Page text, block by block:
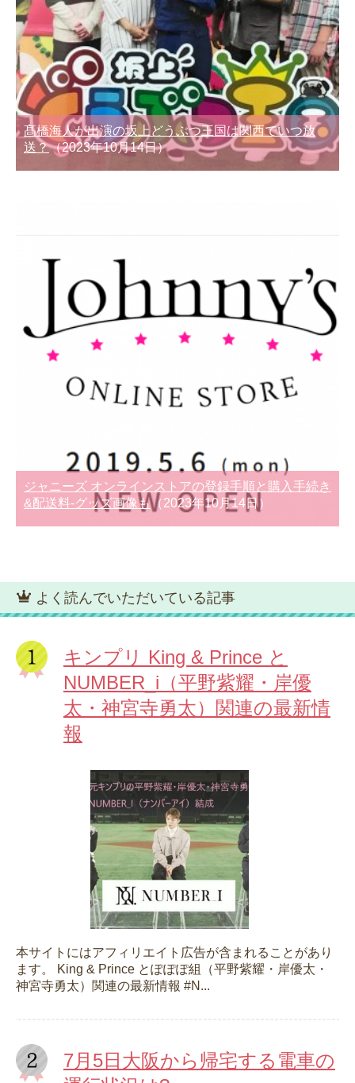
髙橋海人が出演の坂上どうぶつ王国は関西でいつ放
送？（2023年10月14日）
ジャニーズ オンラインストアの登録手順と購入手続き
&配送料-グッズ画像も（2023年10月14日）
よく読んでいただいている記事
キンプリ King & Prince と
NUMBER_i（平野紫耀・岸優
太・神宮寺勇太）関連の最新情
報
本サイトにはアフィリエイト広告が含まれることがあり
ます。 King & Prince とぽぽぽ組（平野紫耀・岸優太・
神宮寺勇太）関連の最新情報 #N...
7月5日大阪から帰宅する電車の